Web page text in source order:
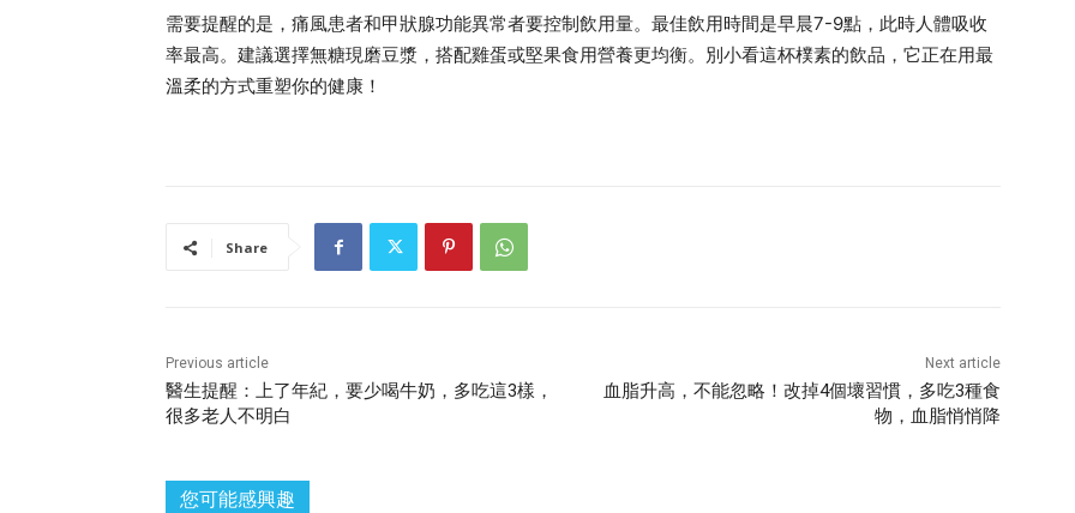
需要提醒的是，痛風患者和甲狀腺功能異常者要控制飲用量。最佳飲用時間是早晨7-9點，此時人體吸收
率最高。建議選擇無糖現磨豆漿，搭配雞蛋或堅果食用營養更均衡。別小看這杯樸素的飲品，它正在用最
溫柔的方式重塑你的健康！
Share
Previous article
醫生提醒：上了年紀，要少喝牛奶，多吃這3樣，
很多老人不明白
Next article
血脂升高，不能忽略！改掉4個壞習慣，多吃3種食
物，血脂悄悄降
您可能感興趣